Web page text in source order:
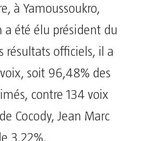
à Yamoussoukro,
a été élu président du
résultats officiels, il a
soit 96,48% des
contre 134 voix
Cocody, Jean Marc